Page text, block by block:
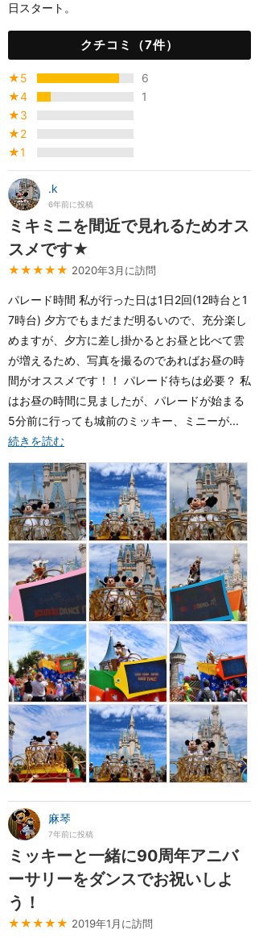
日スタート。
クチコミ（7件）
★5
6
★4
1
★3
★2
★1
.k
6年前に投稿
ミキミニを間近で見れるためオス
スメです★
★★★★★ 2020年3月に訪問
パレード時間 私が行った日は1日2回(12時台と1
7時台) 夕方でもまだまだ明るいので、充分楽し
めますが、夕方に差し掛かるとお昼と比べて雲
が増えるため、写真を撮るのであればお昼の時
間がオススメです！！ パレード待ちは必要？ 私
はお昼の時間に見ましたが、パレードが始まる
5分前に行っても城前のミッキー、ミニーが...
続きを読む
麻琴
7年前に投稿
ミッキーと一緒に90周年アニバ
ーサリーをダンスでお祝いしよ
う！
★★★★★ 2019年1月に訪問